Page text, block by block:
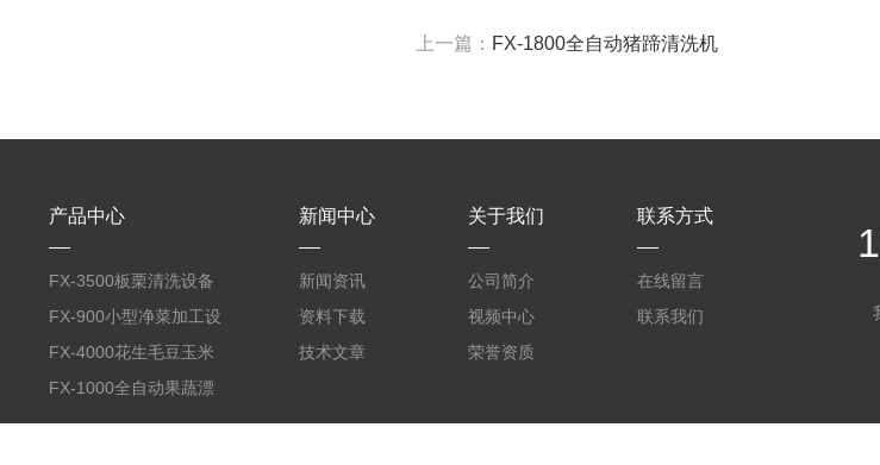
上一篇： FX-1800全自动猪蹄清洗机
产品中心
FX-3500板栗清洗设备
全自动气泡清洗机
FX-900小型净菜加工设
备野菜清洗机
FX-4000花生毛豆玉米
蒸煮漂烫机
FX-1000全自动果蔬漂
烫机
新闻中心
新闻资讯
资料下载
技术文章
关于我们
公司简介
视频中心
荣誉资质
联系方式
在线留言
联系我们